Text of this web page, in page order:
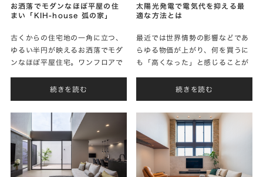
お洒落でモダンなほぼ平屋の住
まい「KIH-house 弧の家」
古くからの住宅地の一角に立つ、
ゆるい半円が映えるお洒落でモダ
ンなほぼ平屋住宅。ワンフロアで
かな暮らしを実現されたＨさまに
た。
続きを読む
太陽光発電で電気代を抑える最
適な方法とは
最近では世界情勢の影響などであ
らゆる物価が上がり、何を買うに
も「高くなった」と感じることが
りは物だけでなく、電気やガスな
家づくりの際には建築費だけでな
く、家を建…
続きを読む